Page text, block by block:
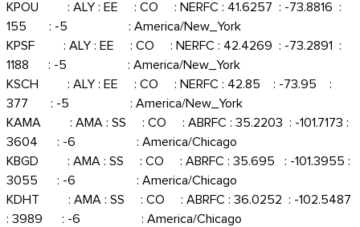
KPOU : ALY : EE : CO : NERFC : 41.6257 : -73.8816 :
155 : -5 : America/New_York
KPSF : ALY : EE : CO : NERFC : 42.4269 : -73.2891 :
1188 : -5 : America/New_York
KSCH : ALY : EE : CO : NERFC : 42.85 : -73.95 :
377 : -5 : America/New_York
KAMA : AMA : SS : CO : ABRFC : 35.2203 : -101.7173 :
3604 : -6 : America/Chicago
KBGD : AMA : SS : CO : ABRFC : 35.695 : -101.3955 :
3055 : -6 : America/Chicago
KDHT : AMA : SS : CO : ABRFC : 36.0252 : -102.5487
: 3989 : -6 : America/Chicago